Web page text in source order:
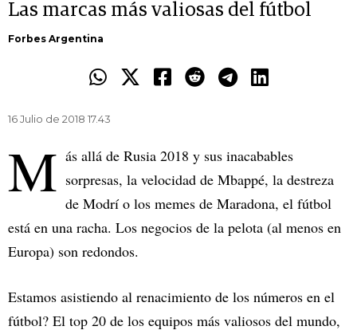
Las marcas más valiosas del fútbol
Forbes Argentina
16 Julio de 2018 17.43
M ás allá de Rusia 2018 y sus inacabables
sorpresas, la velocidad de Mbappé, la destreza
de Modrí o los memes de Maradona, el fútbol
está en una racha. Los negocios de la pelota (al menos en
Europa) son redondos.
Estamos asistiendo al renacimiento de los números en el
fútbol? El top 20 de los equipos más valiosos del mundo,